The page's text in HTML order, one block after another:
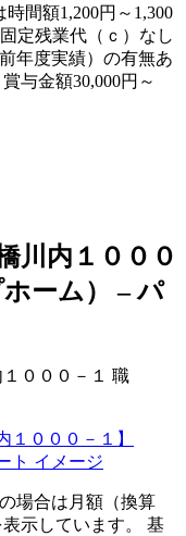
間額1,200円～1,300
定残業代（ｃ）なし
年度実績）の有無あ
与金額30,000円～
川内１０００
ーム） – パ
０００－１ 職
場合は月額（換算
示しています。 基